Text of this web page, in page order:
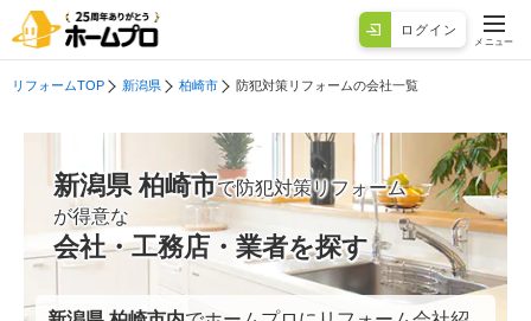
ログイン
メニュー
リフォームTOP 新潟県 柏崎市 防犯対策リフォームの会社一覧
新潟県 柏崎市で防犯対策リフォーム
が得意な
会社・工務店・業者を探す